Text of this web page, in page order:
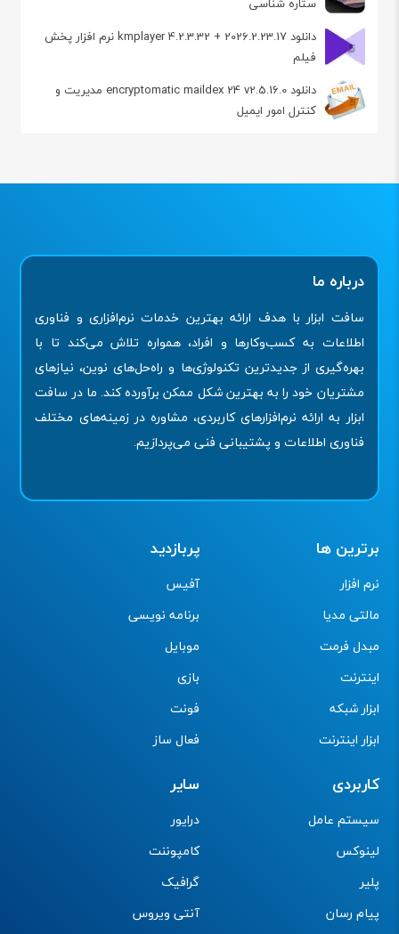
دانلود kmplayer 4.2.3.32 + 2026.2.23.17 نرم افزار پخش
فیلم
دانلود encryptomatic maildex 24 v2.5.16.0 مدیریت و
کنترل امور ایمیل
درباره ما
سافت ابزار با هدف ارائه بهترین خدمات نرم‌افزاری و فناوری
اطلاعات به کسب‌وکارها و افراد، همواره تلاش می‌کند تا با
بهره‌گیری از جدیدترین تکنولوژی‌ها و راه‌حل‌های نوین، نیازهای
مشتریان خود را به بهترین شکل ممکن برآورده کند. ما در سافت
ابزار به ارائه نرم‌افزارهای کاربردی، مشاوره در زمینه‌های مختلف
فناوری اطلاعات و پشتیبانی فنی می‌پردازیم.
برترین ها
نرم افزار
مالتی مدیا
مبدل فرمت
اینترنت
ابزار شبکه
ابزار اینترنت
پربازدید
آفیس
برنامه نویسی
موبایل
بازی
فونت
فعال ساز
کاربردی
سیستم عامل
لینوکس
پلیر
پیام رسان
سایر
درایور
کامپوننت
گرافیک
آنتی ویروس